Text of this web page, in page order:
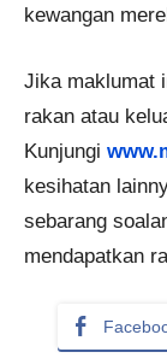
kewangan
Jika maklumat
rakan atau
Kunjungi
kesihatan
sebarang
mendapatkan